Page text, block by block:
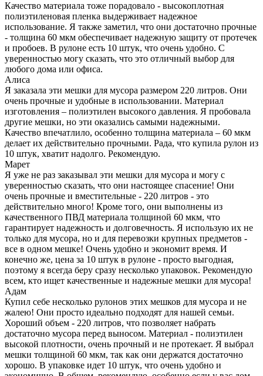
Качество материала тоже порадовало - высокоплотная
полиэтиленовая пленка выдерживает надежное
использование. Я также заметил, что они достаточно прочные
- толщина 60 мкм обеспечивает надежную защиту от протечек
и пробоев. В рулоне есть 10 штук, что очень удобно. С
уверенностью могу сказать, что это отличный выбор для
любого дома или офиса.
Алиса
Я заказала эти мешки для мусора размером 220 литров. Они
очень прочные и удобные в использовании. Материал
изготовления – полиэтилен высокого давления. Я пробовала
другие мешки, но эти оказались самыми надежными.
Качество впечатлило, особенно толщина материала – 60 мкм
делает их действительно прочными. Рада, что купила рулон из
10 штук, хватит надолго. Рекомендую.
Марет
Я уже не раз заказывал эти мешки для мусора и могу с
уверенностью сказать, что они настоящее спасение! Они
очень прочные и вместительные - 220 литров - это
действительно много! Кроме того, они выполнены из
качественного ПВД материала толщиной 60 мкм, что
гарантирует надежность и долговечность. Я использую их не
только для мусора, но и для перевозки крупных предметов -
все в одном мешке! Очень удобно и экономит время. И
конечно же, цена за 10 штук в рулоне - просто выгодная,
поэтому я всегда беру сразу несколько упаковок. Рекомендую
всем, кто ищет качественные и надежные мешки для мусора!
Адам
Купил себе несколько рулонов этих мешков для мусора и не
жалею! Они просто идеально подходят для нашей семьи.
Хороший объем - 220 литров, что позволяет набрать
достаточно мусора перед выносом. Материал - полиэтилен
высокой плотности, очень прочный и не протекает. Я выбрал
мешки толщиной 60 мкм, так как они держатся достаточно
хорошо. В упаковке идет 10 штук, что очень удобно и